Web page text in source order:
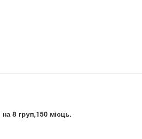
8 груп,150 місць.